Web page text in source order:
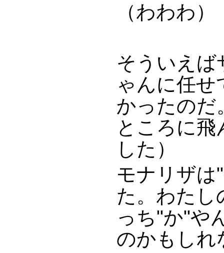
（わわわ）
そういえば
ゃんに任せ
かったのだ
ところに
した）
モナリザは
た。わたし
っち"か"や
のかもしれ